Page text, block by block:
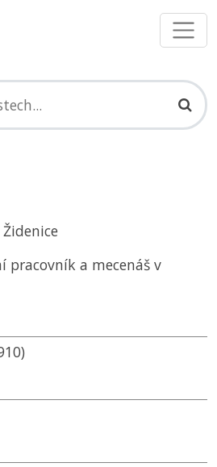
pracovník a mecenáš v